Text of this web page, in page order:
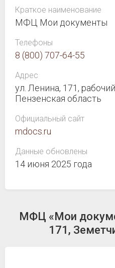
Краткое наименование
МФЦ Мои документы
Телефоны
8 (800) 707-64-55
Адрес
ул. Ленина, 171,
Пензенская область
Официальный сайт
mdocs.ru
Данные обновлены
14 июня 2025 года
МФЦ «Мои
171,